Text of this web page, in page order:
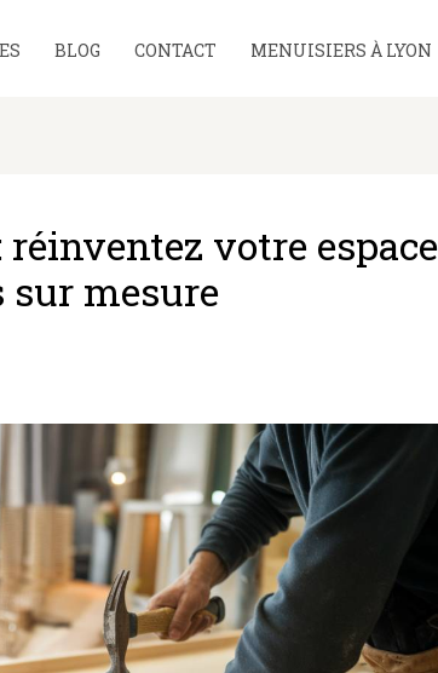
BLOG CONTACT MENUISIERS À LYON
votre espace
sur mesure